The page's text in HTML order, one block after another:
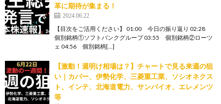
革に期待が集まる！
2024.06.22
【目次をご活用ください】 01:00 今日の振り返り 02:28
個別銘柄①ソフトバンクグループ 03:55 個別銘柄②ローツ
ェ 04:56 個別銘柄[…]
【激動！週明け相場は？】チャートで見る来週の狙
い｜カバー、伊勢化学、三菱重工業、ソシオネクス
ト、インテ、北海道電力、サンバイオ、エレメンツ
等